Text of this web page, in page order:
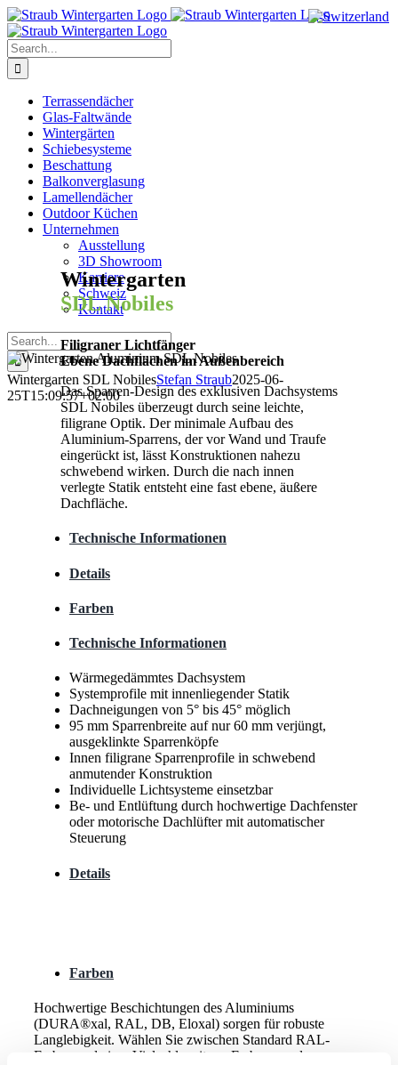
Skip
to
content
Search
for:
Terrassendächer
Glas-Faltwände
Wintergärten
Schiebesysteme
Beschattung
Balkonverglasung
Lamellendächer
Outdoor Küchen
Unternehmen
Ausstellung
3D Showroom
Karriere
Schweiz
Kontakt
Search
for:
Wintergarten SDL NobilesStefan Straub2025-06-
25T15:09:57+02:00
Wintergarten
SDL Nobiles
Filigraner Lichtfänger
Ebene Dachflächen im Außenbereich
Das Sparren-Design des exklusiven Dachsystems
SDL Nobiles überzeugt durch seine leichte,
filigrane Optik. Der minimale Aufbau des
Aluminium-Sparrens, der vor Wand und Traufe
eingerückt ist, lässt Konstruktionen nahezu
schwebend wirken. Durch die nach innen
verlegte Statik entsteht eine fast ebene, äußere
Dachfläche.
Technische Informationen
Details
Farben
Technische Informationen
Wärmegedämmtes Dachsystem
Systemprofile mit innenliegender Statik
Dachneigungen von 5° bis 45° möglich
95 mm Sparrenbreite auf nur 60 mm verjüngt,
ausgeklinkte Sparrenköpfe
Innen filigrane Sparrenprofile in schwebend
anmutender Konstruktion
Individuelle Lichtsysteme einsetzbar
Be- und Entlüftung durch hochwertige Dachfenster
oder motorische Dachlüfter mit automatischer
Steuerung
Details
Farben
Hochwertige Beschichtungen des Aluminiums
(DURA®xal, RAL, DB, Eloxal) sorgen für robuste
Langlebigkeit. Wählen Sie zwischen Standard RAL-
Farben und einer Vielzahl weiterer Farben aus dem